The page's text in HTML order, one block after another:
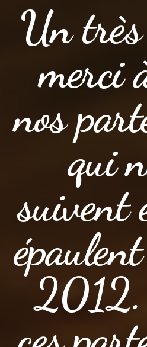
Un
merci
nos
qui
suivent
2012.